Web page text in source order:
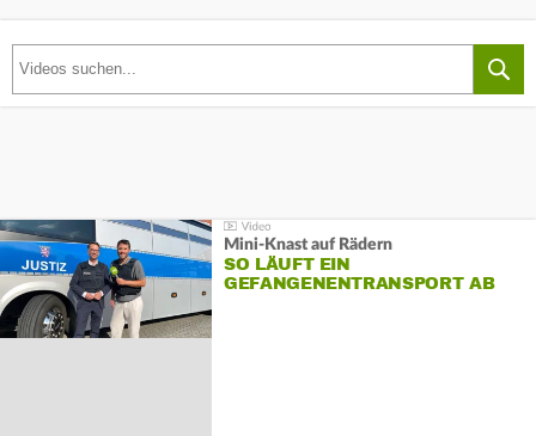
Mini-Knast auf Rädern
SO LÄUFT EIN
GEFANGENENTRANSPORT AB